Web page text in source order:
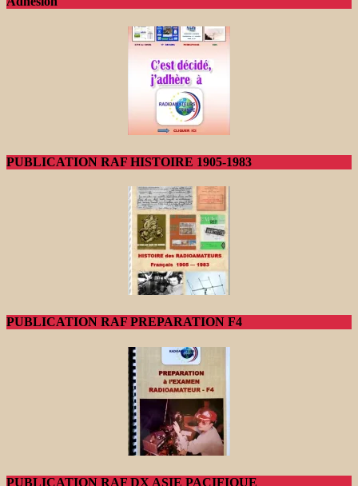
PUBLICATION RAF HISTOIRE 1905-1983
PUBLICATION RAF PREPARATION F4
PUBLICATION RAF DX ASIE PACIFIQUE